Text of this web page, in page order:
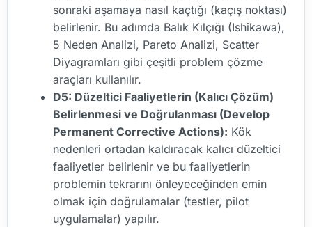
sonraki aşamaya nasıl kaçtığı (kaçış noktası)
belirlenir. Bu adımda Balık Kılçığı (Ishikawa),
5 Neden Analizi, Pareto Analizi, Scatter
Diyagramları gibi çeşitli problem çözme
araçları kullanılır.
D5: Düzeltici Faaliyetlerin (Kalıcı Çözüm)
Belirlenmesi ve Doğrulanması (Develop
Permanent Corrective Actions): Kök
nedenleri ortadan kaldıracak kalıcı düzeltici
faaliyetler belirlenir ve bu faaliyetlerin
problemin tekrarını önleyeceğinden emin
olmak için doğrulamalar (testler, pilot
uygulamalar) yapılır.